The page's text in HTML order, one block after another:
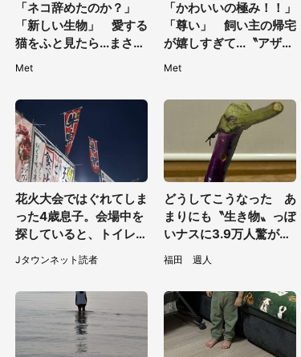
「ネコ辞めたのか？」
「新しい生物」 愛する
猫をふと見たら...まさか
Met
「かわいいの極み！！」
「尊い」 飼い主の帰宅
が嬉しすぎて...〝アザラ
Met
花火大会ではぐれてしま
った4歳息子。会場中を
探していると、トイレ前
で見知らぬ男性に（東京
都・女性）
Jタウンネット読者
どうしてこうなった あ
まりにも〝生き物〟っぽ
いナスに3.9万人驚がく
「そのまま精霊馬に使え
そう」
福田 週人